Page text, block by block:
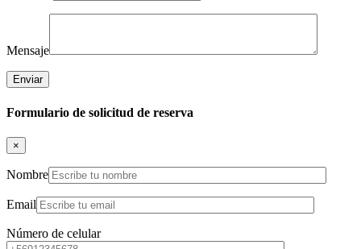
Mensaje
Formulario de solicitud de reserva
×
Nombre
Email
Número de celular